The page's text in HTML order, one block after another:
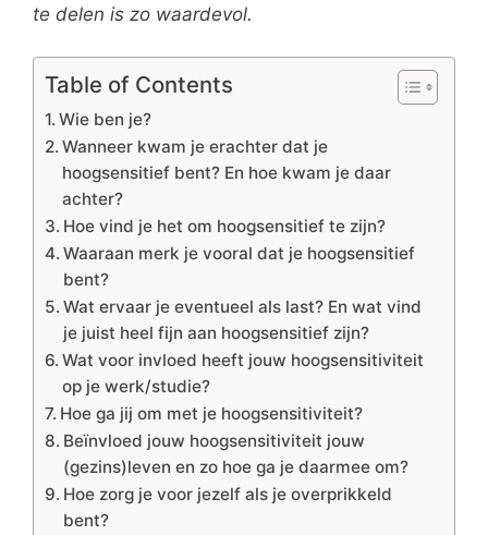
te delen is zo waardevol.
Table of Contents
Wie ben je?
Wanneer kwam je erachter dat je
hoogsensitief bent? En hoe kwam je daar
achter?
Hoe vind je het om hoogsensitief te zijn?
Waaraan merk je vooral dat je hoogsensitief
bent?
Wat ervaar je eventueel als last? En wat vind
je juist heel fijn aan hoogsensitief zijn?
Wat voor invloed heeft jouw hoogsensitiviteit
op je werk/studie?
Hoe ga jij om met je hoogsensitiviteit?
Beïnvloed jouw hoogsensitiviteit jouw
(gezins)leven en zo hoe ga je daarmee om?
Hoe zorg je voor jezelf als je overprikkeld
bent?